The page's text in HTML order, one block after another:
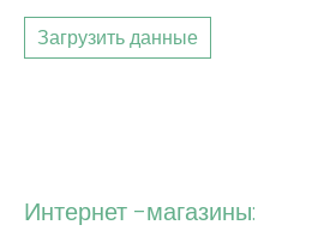
Загрузить данные
Интернет -магазины: